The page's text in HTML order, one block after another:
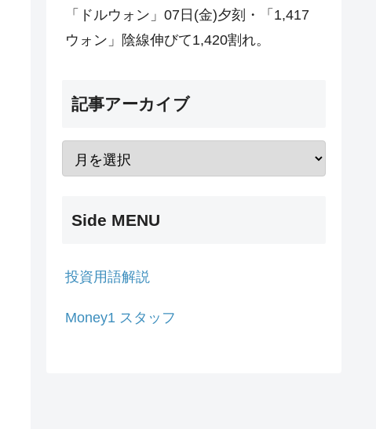
「ドルウォン」07日(金)夕刻・「1,417
ウォン」陰線伸びて1,420割れ。
記事アーカイブ
Side MENU
投資用語解説
Money1 スタッフ